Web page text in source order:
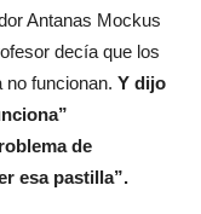
Antanas Mockus
decía que los
no funcionan. Y dijo
de
esa pastilla”.